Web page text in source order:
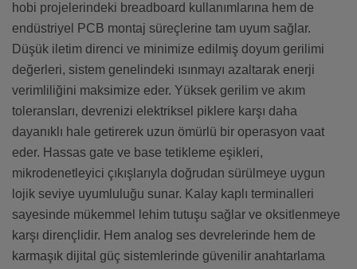
hobi projelerindeki breadboard kullanımlarına hem de
endüstriyel PCB montaj süreçlerine tam uyum sağlar.
Düşük iletim direnci ve minimize edilmiş doyum gerilimi
değerleri, sistem genelindeki ısınmayı azaltarak enerji
verimliliğini maksimize eder. Yüksek gerilim ve akım
toleransları, devrenizi elektriksel piklere karşı daha
dayanıklı hale getirerek uzun ömürlü bir operasyon vaat
eder. Hassas gate ve base tetikleme eşikleri,
mikrodenetleyici çıkışlarıyla doğrudan sürülmeye uygun
lojik seviye uyumluluğu sunar. Kalay kaplı terminalleri
sayesinde mükemmel lehim tutuşu sağlar ve oksitlenmeye
karşı dirençlidir. Hem analog ses devrelerinde hem de
karmaşık dijital güç sistemlerinde güvenilir anahtarlama